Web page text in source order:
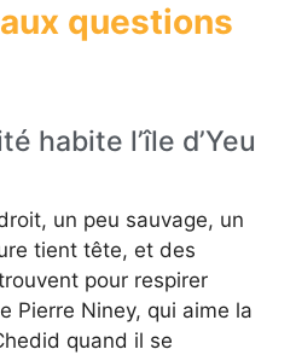
questions
habite l’île d’Yeu
un peu sauvage, un
tient tête, et des
pour respirer
Pierre Niney, qui aime la
quand il se